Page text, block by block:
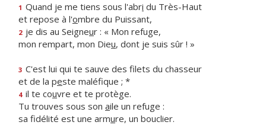
1 Quand je me tiens sous l'abri du Très-Haut
et repose à l'ombre du Puissant,
2 je dis au Seigneur : « Mon refuge,
mon rempart, mon Dieu, dont je suis sûr ! »
3 C'est lui qui te sauve des filets du chasseur
et de la peste maléfique ; *
4 il te couvre et te protège.
Tu trouves sous son aile un refuge :
sa fidélité est une armure, un bouclier.